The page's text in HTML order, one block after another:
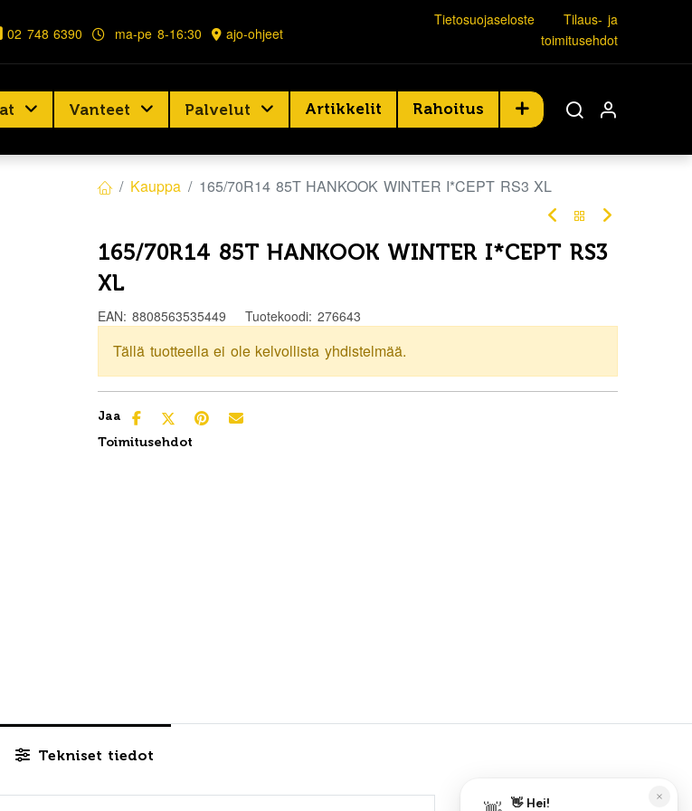
02 748 6390 ma-pe 8-16:30 ajo-ohjeet
Tietosuojaseloste
Tilaus- ja
toimitusehdot
Vanteet Palvelut Artikkelit Rahoitus
Kauppa 165/70R14 85T HANKOOK WINTER I*CEPT RS3 XL
165/70R14 85T HANKOOK WINTER I*CEPT RS3
XL
EAN: 8808563535449 Tuotekoodi: 276643
Tällä tuotteella ei ole kelvollista yhdistelmää.
Jaa
Toimitusehdot
Tekniset tiedot